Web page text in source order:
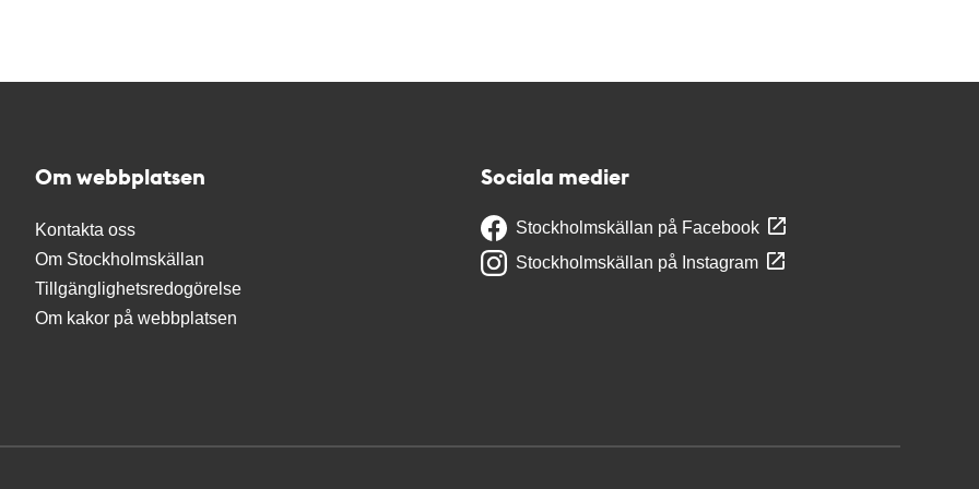
Om webbplatsen
Kontakta oss
Om Stockholmskällan
Tillgänglighetsredogörelse
Om kakor på webbplatsen
Sociala medier
Stockholmskällan på Facebook
Stockholmskällan på Instagram